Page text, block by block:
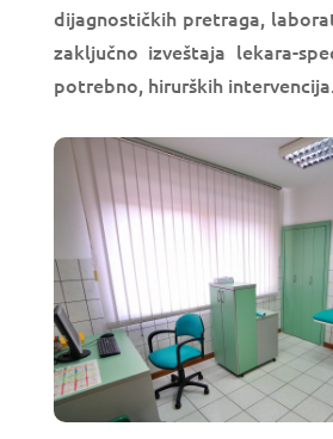
dijagnostičkih pretraga,
zaključno izveštaja lekara-
potrebno, hirurških